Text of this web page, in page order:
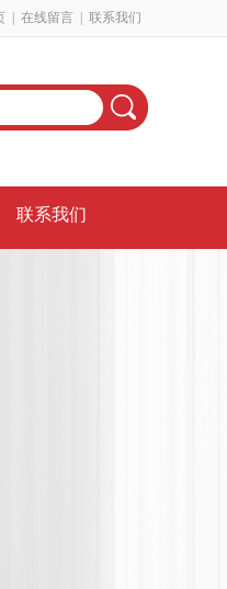
在线留言 联系我们
联系我们